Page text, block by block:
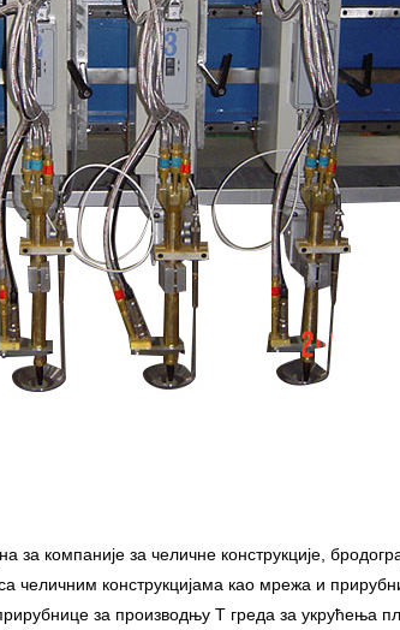
за компаније за челичне конструкције,
челичним конструкцијама као мрежа и
за производњу Т греда за укрућења